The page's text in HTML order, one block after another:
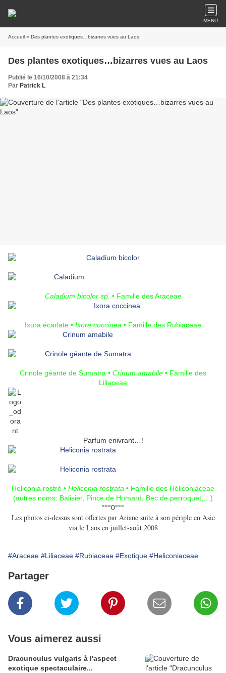
MENU
Accueil » Des plantes exotiques…bizarres vues au Laos
Des plantes exotiques…bizarres vues au Laos
Publié le 16/10/2008 à 21:34
Par Patrick L
Caladium bicolor sp. • Famille des Araceae
Ixora écarlate • Ixora coccinea • Famille des Rubiaceae
Crinole géante de Sumatra • Crinum amabile • Famille des
Liliaceae
Parfum enivrant…!
Heliconia rostré • Heliconia rostrata • Famille des Héliconiaceae
(autres noms: Balisier, Pince de Homard, Bec de perroquet,…)
°°°0°°°
Les photos ci-dessus sont offertes par Ariane suite à son périple en Asie
via le Laos en juillet-août 2008
#Araceae #Liliaceae #Rubiaceae #Exotique #Heliconiaceae
Partager
Vous aimerez aussi
Dracunculus vulgaris à l'aspect
exotique spectaculaire...